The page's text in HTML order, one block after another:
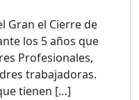
Gran el Cierre de
los 5 años que
Profesionales,
trabajadoras.
tienen […]